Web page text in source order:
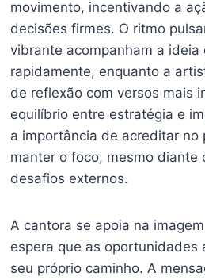
movimento, incentivando a
decisões firmes. O ritmo
vibrante acompanham a ideia
rapidamente, enquanto a
de reflexão com versos mais
equilíbrio entre estratégia e
a importância de acreditar no
manter o foco, mesmo diante
desafios externos.
A cantora se apoia na
espera que as oportunidades
seu próprio caminho. A